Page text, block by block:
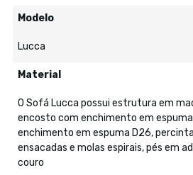
Modelo
Lucca
Material
O Sofá Lucca possui estrutura em
encosto com enchimento em
enchimento em espuma D26,
ensacadas e molas espirais, pés em
couro